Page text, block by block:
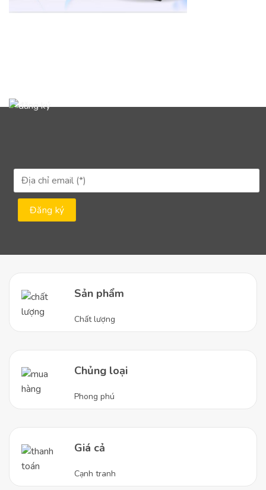
Sản phẩm
Chất lượng
Chủng loại
Phong phú
Giá cả
Cạnh tranh